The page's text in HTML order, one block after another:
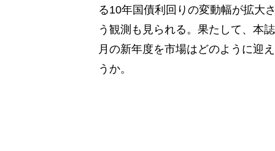
る10年国債利回りの変動幅が拡大
う観測も見られる。果たして、本
月の新年度を市場はどのように迎
うか。